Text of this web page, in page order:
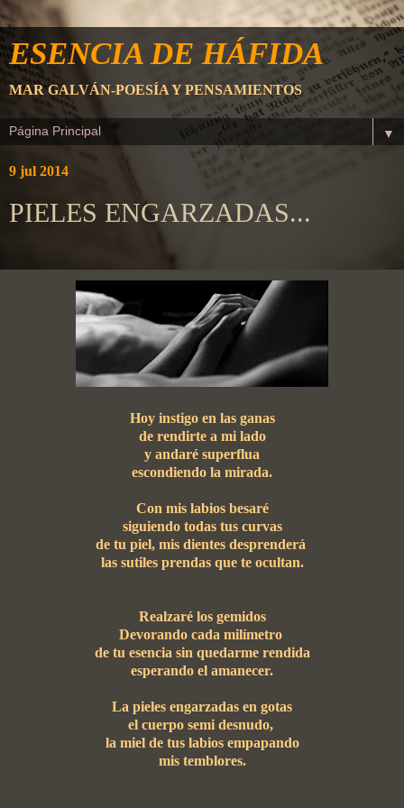
ESENCIA DE HÁFIDA
MAR GALVÁN-POESÍA Y PENSAMIENTOS
▼
9 jul 2014
PIELES ENGARZADAS...
Hoy instigo en las ganas
de rendirte a mi lado
y andaré superflua
escondiendo la mirada.
Con mis labios besaré
siguiendo todas tus curvas
de tu piel, mis dientes desprenderá
las sutiles prendas que te ocultan.
Realzaré los gemidos
Devorando cada milímetro
de tu esencia sin quedarme rendida
esperando el amanecer.
La pieles engarzadas en gotas
el cuerpo semi desnudo,
la miel de tus labios empapando
mis temblores.